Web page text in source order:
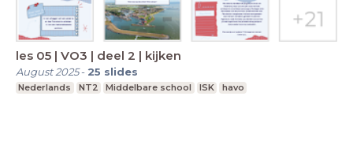
les 05 | VO3 | deel 2 | kijken
August 2025- 25 slides
Nederlands NT2 Middelbare school ISK havo